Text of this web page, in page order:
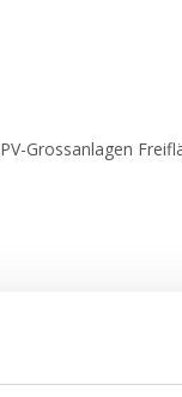
PV-Grossanlagen